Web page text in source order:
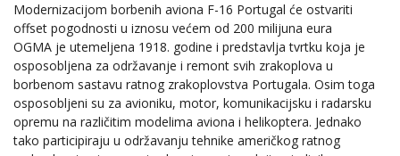
Modernizacijom borbenih aviona F-16 Portugal će ostvariti
offset pogodnosti u iznosu većem od 200 milijuna eura
OGMA je utemeljena 1918. godine i predstavlja tvrtku koja je
osposobljena za održavanje i remont svih zrakoplova u
borbenom sastavu ratnog zrakoplovstva Portugala. Osim toga
osposobljeni su za avioniku, motor, komunikacijsku i radarsku
opremu na različitim modelima aviona i helikoptera. Jednako
tako participiraju u održavanju tehnike američkog ratnog